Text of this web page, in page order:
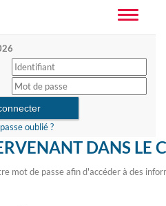
Toggle
oublié ?
DANS LE
mot de passe afin d'accéder à des